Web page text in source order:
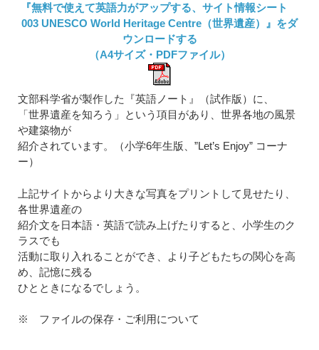
『無料で使えて英語力がアップする、サイト情報シート
003 UNESCO World Heritage Centre（世界遺産）』をダ
ウンロードする
（A4サイズ・PDFファイル）
文部科学省が製作した『英語ノート』（試作版）に、
「世界遺産を知ろう」という項目があり、世界各地の風景
や建築物が
紹介されています。（小学6年生版、”Let’s Enjoy” コーナ
ー）
上記サイトからより大きな写真をプリントして見せたり、
各世界遺産の
紹介文を日本語・英語で読み上げたりすると、小学生のク
ラスでも
活動に取り入れることができ、より子どもたちの関心を高
め、記憶に残る
ひとときになるでしょう。
※ ファイルの保存・ご利用について